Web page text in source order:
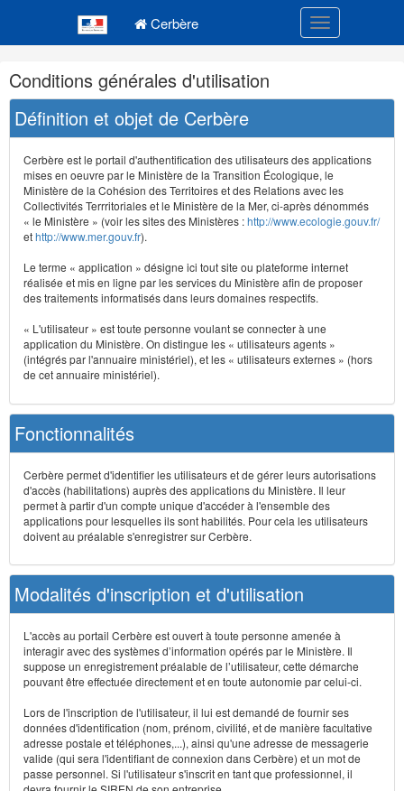
Cerbère Toggle
Navigation
et
outils
annexes
Conditions générales d'utilisation
Définition et objet de Cerbère
Cerbère est le portail d'authentification des utilisateurs des applications
mises en oeuvre par le Ministère de la Transition Écologique, le
Ministère de la Cohésion des Territoires et des Relations avec les
Collectivités Terrritoriales et le Ministère de la Mer, ci-après dénommés
« le Ministère » (voir les sites des Ministères :http://www.ecologie.gouv.fr/
ethttp://www.mer.gouv.fr).
Le terme « application » désigne ici tout site ou plateforme internet
réalisée et mis en ligne par les services du Ministère afin de proposer
des traitements informatisés dans leurs domaines respectifs.
« L'utilisateur » est toute personne voulant se connecter à une
application du Ministère. On distingue les « utilisateurs agents »
(intégrés par l'annuaire ministériel), et les « utilisateurs externes » (hors
de cet annuaire ministériel).
Fonctionnalités
Cerbère permet d'identifier les utilisateurs et de gérer leurs autorisations
d'accès (habilitations) auprès des applications du Ministère. Il leur
permet à partir d'un compte unique d'accéder à l'ensemble des
applications pour lesquelles ils sont habilités. Pour cela les utilisateurs
doivent au préalable s'enregistrer sur Cerbère.
Modalités d'inscription et d'utilisation
L'accès au portail Cerbère est ouvert à toute personne amenée à
interagir avec des systèmes d’information opérés par le Ministère. Il
suppose un enregistrement préalable de l’utilisateur, cette démarche
pouvant être effectuée directement et en toute autonomie par celui-ci.
Lors de l'inscription de l'utilisateur, il lui est demandé de fournir ses
données d'identification (nom, prénom, civilité, et de manière facultative
adresse postale et téléphones,...), ainsi qu'une adresse de messagerie
valide (qui sera l'identifiant de connexion dans Cerbère) et un mot de
passe personnel. Si l'utilisateur s'inscrit en tant que professionnel, il